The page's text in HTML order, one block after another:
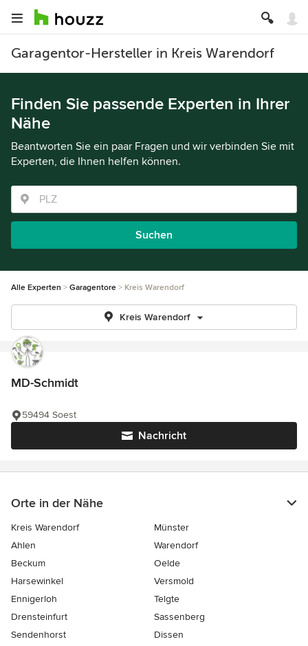
Garagentor-Hersteller in Kreis Warendorf
Finden Sie passende Experten in Ihrer
Nähe
Beantworten Sie ein paar Fragen und wir verbinden Sie mit
Experten, die Ihnen helfen können.
Suchen
Alle Experten Garagentore Kreis Warendorf
Kreis Warendorf
MD-Schmidt
Nachricht
59494 Soest
Orte in der Nähe
Kreis Warendorf
Münster
Ahlen
Warendorf
Beckum
Oelde
Harsewinkel
Versmold
Ennigerloh
Telgte
Drensteinfurt
Sassenberg
Sendenhorst
Dissen